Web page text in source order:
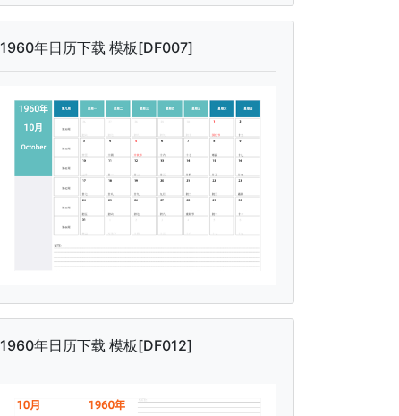
1960年日历下载 模板[DF007]
1960年日历下载 模板[DF012]